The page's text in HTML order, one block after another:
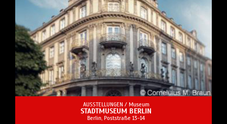
AUSSTELLUNGEN / Museum
STADTMUSEUM BERLIN
Berlin, Poststraße 13-14